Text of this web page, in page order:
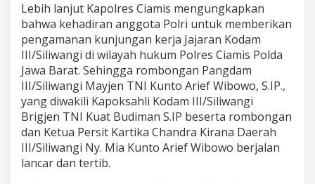
Lebih lanjut Kapolres Ciamis mengungkapkan
bahwa kehadiran anggota Polri untuk memberikan
pengamanan kunjungan kerja Jajaran Kodam
III/Siliwangi di wilayah hukum Polres Ciamis Polda
Jawa Barat. Sehingga rombongan Pangdam
III/Siliwangi Mayjen TNI Kunto Arief Wibowo, S.IP.,
yang diwakili Kapoksahli Kodam III/Siliwangi
Brigjen TNI Kuat Budiman S.IP beserta rombongan
dan Ketua Persit Kartika Chandra Kirana Daerah
III/Siliwangi Ny. Mia Kunto Arief Wibowo berjalan
lancar dan tertib.